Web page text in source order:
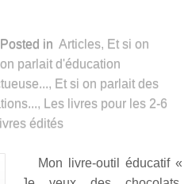
Posted in Articles, Et si on
parlait d'éducation
, Et si on parlait des
,
Les livres pour les 2-6
édités
Mon livre-outil éducatif «